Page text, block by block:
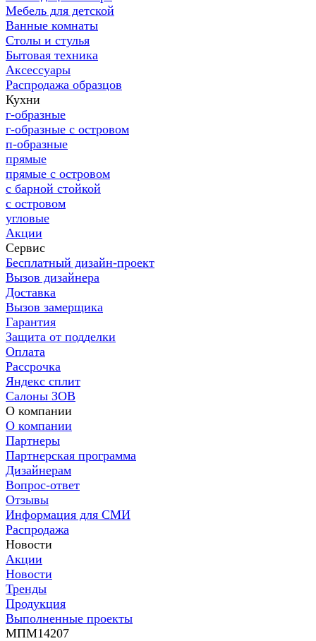
Мебель для детской
Ванные комнаты
Столы и стулья
Бытовая техника
Аксессуары
Распродажа образцов
Кухни
г-образные
г-образные с островом
п-образные
прямые
прямые с островом
с барной стойкой
с островом
угловые
Акции
Сервис
Бесплатный дизайн-проект
Вызов дизайнера
Доставка
Вызов замерщика
Гарантия
Защита от подделки
Оплата
Рассрочка
Яндекс сплит
Салоны ЗОВ
О компании
О компании
Партнеры
Партнерская программа
Дизайнерам
Вопрос-ответ
Отзывы
Информация для СМИ
Распродажа
Новости
Акции
Новости
Тренды
Продукция
Выполненные проекты
МПМ14207